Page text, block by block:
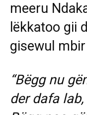
meeru
lëkkatoo gii
gisewul
“Bëgg nu
der dafa